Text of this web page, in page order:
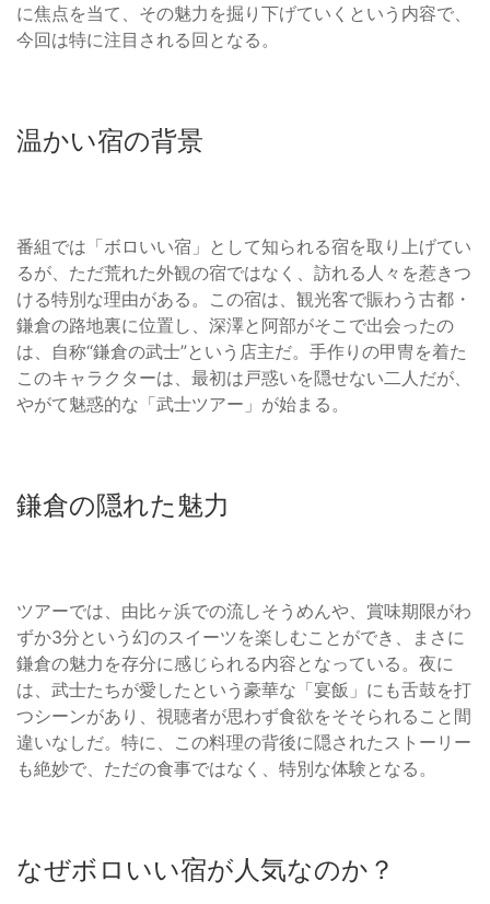
に焦点を当て、その魅力を掘り下げていくという内容で、
今回は特に注目される回となる。
温かい宿の背景
番組では「ボロいい宿」として知られる宿を取り上げてい
るが、ただ荒れた外観の宿ではなく、訪れる人々を惹きつ
ける特別な理由がある。この宿は、観光客で賑わう古都・
鎌倉の路地裏に位置し、深澤と阿部がそこで出会ったの
は、自称“鎌倉の武士”という店主だ。手作りの甲冑を着た
このキャラクターは、最初は戸惑いを隠せない二人だが、
やがて魅惑的な「武士ツアー」が始まる。
鎌倉の隠れた魅力
ツアーでは、由比ヶ浜での流しそうめんや、賞味期限がわ
ずか3分という幻のスイーツを楽しむことができ、まさに
鎌倉の魅力を存分に感じられる内容となっている。夜に
は、武士たちが愛したという豪華な「宴飯」にも舌鼓を打
つシーンがあり、視聴者が思わず食欲をそそられること間
違いなしだ。特に、この料理の背後に隠されたストーリー
も絶妙で、ただの食事ではなく、特別な体験となる。
なぜボロいい宿が人気なのか？